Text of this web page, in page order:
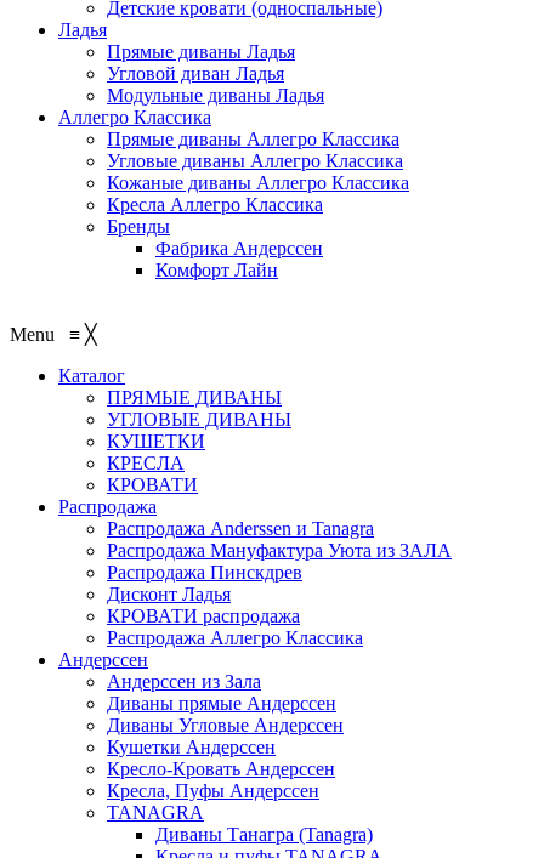
Детские кровати (односпальные)
Ладья
Прямые диваны Ладья
Угловой диван Ладья
Модульные диваны Ладья
Аллегро Классика
Прямые диваны Аллегро Классика
Угловые диваны Аллегро Классика
Кожаные диваны Аллегро Классика
Кресла Аллегро Классика
Бренды
Фабрика Андерссен
Комфорт Лайн
Menu ≡ ╳
Каталог
ПРЯМЫЕ ДИВАНЫ
УГЛОВЫЕ ДИВАНЫ
КУШЕТКИ
КРЕСЛА
КРОВАТИ
Распродажа
Распродажа Аnderssen и Tanagra
Распродажа Мануфактура Уюта из ЗАЛА
Распродажа Пинскдрев
Дисконт Ладья
КРОВАТИ распродажа
Распродажа Аллегро Классика
Андерссен
Андерсcен из Зала
Диваны прямые Андерссен
Диваны Угловые Андерссен
Кушетки Андерссен
Кресло-Кровать Андерссен
Кресла, Пуфы Андерссен
TANAGRA
Диваны Танагра (Tanagra)